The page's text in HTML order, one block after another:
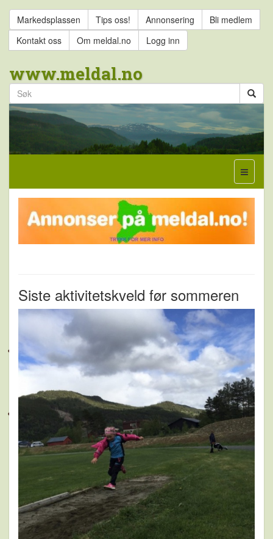
Markedsplassen Tips oss! Annonsering
Bli medlem
Kontakt oss
Om meldal.no Logg inn
www.meldal.no
Siste aktivitetskveld før sommeren